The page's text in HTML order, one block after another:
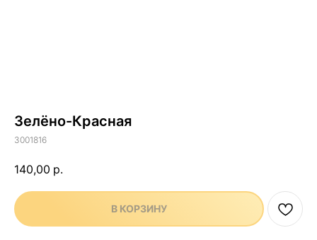
Зелёно-Красная
3001816
140,00 р.
В КОРЗИНУ